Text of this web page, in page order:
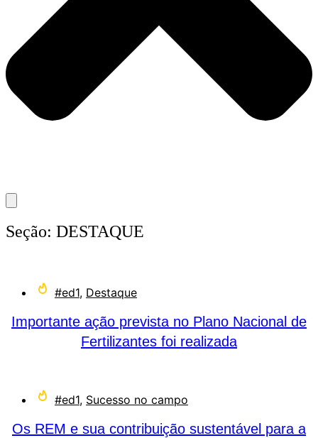
Seção: DESTAQUE
#ed1, Destaque
Importante ação prevista no Plano Nacional de
Fertilizantes foi realizada
#ed1, Sucesso no campo
Os REM e sua contribuição sustentável para a